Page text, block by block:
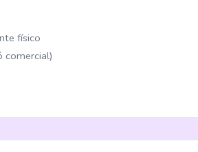
físico
comercial)